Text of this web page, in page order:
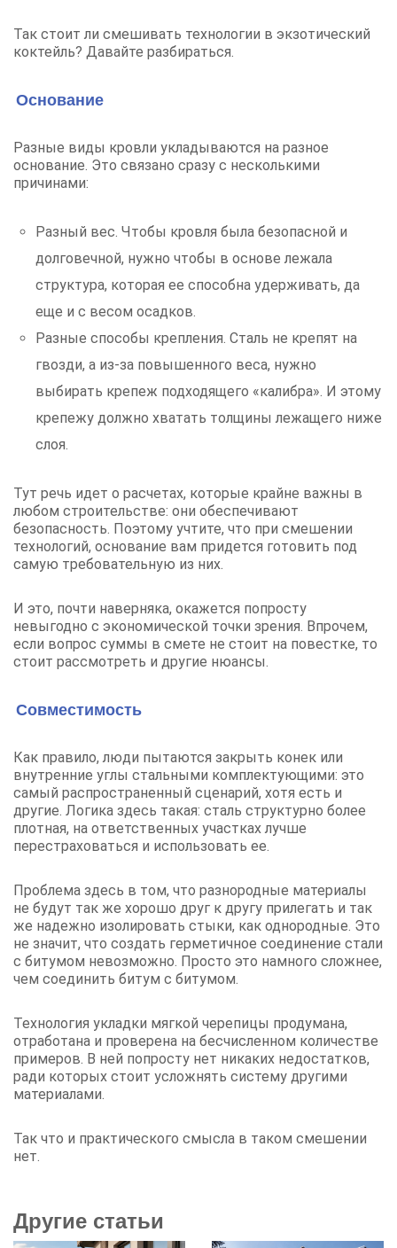
Так стоит ли смешивать технологии в экзотический
коктейль? Давайте разбираться.
Основание
Разные виды кровли укладываются на разное
основание. Это связано сразу с несколькими
причинами:
Разный вес. Чтобы кровля была безопасной и
долговечной, нужно чтобы в основе лежала
структура, которая ее способна удерживать, да
еще и с весом осадков.
Разные способы крепления. Сталь не крепят на
гвозди, а из-за повышенного веса, нужно
выбирать крепеж подходящего «калибра». И этому
крепежу должно хватать толщины лежащего ниже
слоя.
Тут речь идет о расчетах, которые крайне важны в
любом строительстве: они обеспечивают
безопасность. Поэтому учтите, что при смешении
технологий, основание вам придется готовить под
самую требовательную из них.
И это, почти наверняка, окажется попросту
невыгодно с экономической точки зрения. Впрочем,
если вопрос суммы в смете не стоит на повестке, то
стоит рассмотреть и другие нюансы.
Совместимость
Как правило, люди пытаются закрыть конек или
внутренние углы стальными комплектующими: это
самый распространенный сценарий, хотя есть и
другие. Логика здесь такая: сталь структурно более
плотная, на ответственных участках лучше
перестраховаться и использовать ее.
Проблема здесь в том, что разнородные материалы
не будут так же хорошо друг к другу прилегать и так
же надежно изолировать стыки, как однородные. Это
не значит, что создать герметичное соединение стали
с битумом невозможно. Просто это намного сложнее,
чем соединить битум с битумом.
Технология укладки мягкой черепицы продумана,
отработана и проверена на бесчисленном количестве
примеров. В ней попросту нет никаких недостатков,
ради которых стоит усложнять систему другими
материалами.
Так что и практического смысла в таком смешении
нет.
Другие статьи